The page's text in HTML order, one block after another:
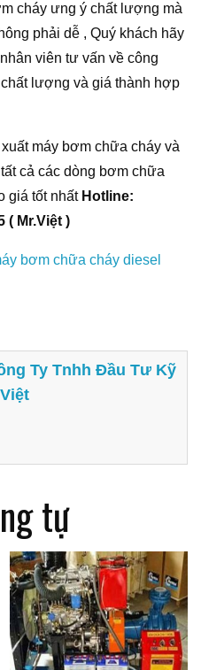
cháy ưng ý chất lượng mà
phải dễ , Quý khách hãy
viên tư vấn về công
lượng và giá thành hợp
xuất máy bơm chữa cháy và
cả các dòng bơm chữa
giá tốt nhất Hotline:
( Mr.Việt )
bơm chữa cháy diesel
Ty Tnhh Đầu Tư Kỹ
tự